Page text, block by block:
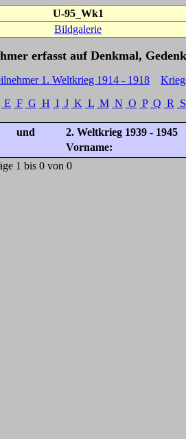
U-95_Wk1
Bildgalerie
erfasst auf Denkmal,
1. Weltkrieg 1914 - 1918
E F G H I J K L M N O P Q R S
und
2. Weltkrieg 1939 - 1945
Vorname:
1 bis 0 von 0